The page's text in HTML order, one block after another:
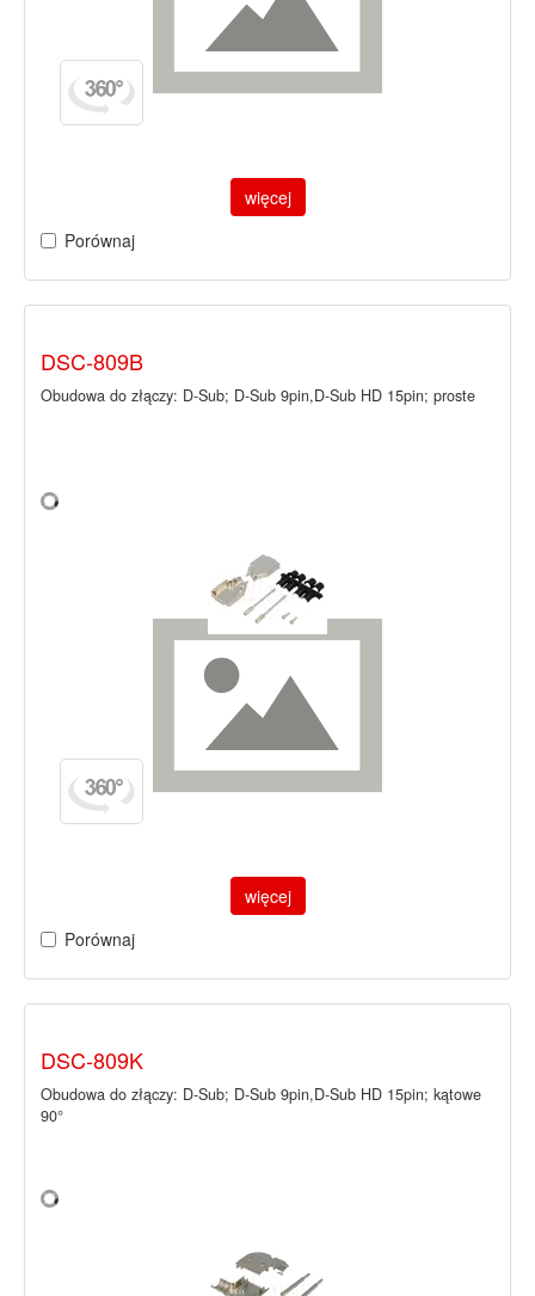
więcej
Porównaj
DSC-809B
Obudowa do złączy: D-Sub; D-Sub 9pin,D-Sub HD 15pin; proste
więcej
Porównaj
DSC-809K
Obudowa do złączy: D-Sub; D-Sub 9pin,D-Sub HD 15pin; kątowe
90°